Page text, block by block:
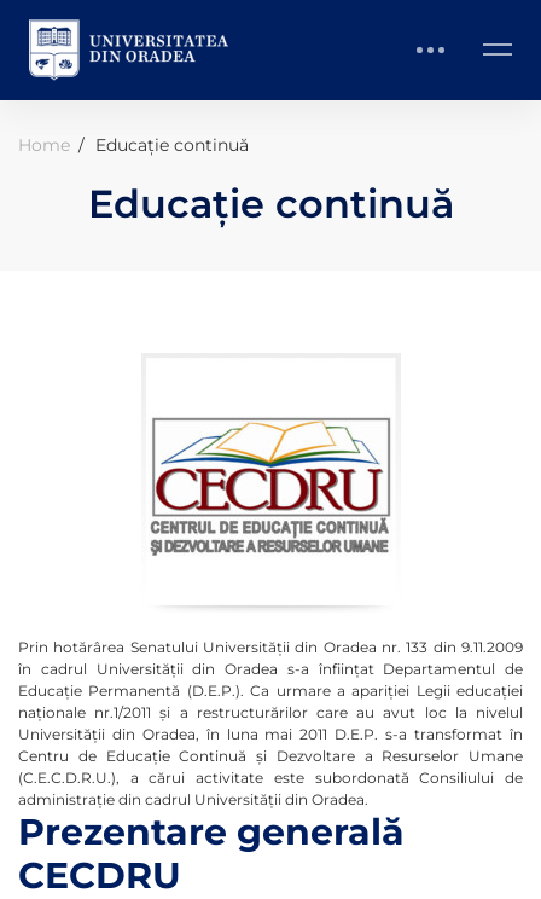
Home Educație continuă
Educație continuă
Prin hotărârea Senatului Universităţii din Oradea nr. 133 din 9.11.2009
în cadrul Universităţii din Oradea s-a înfiinţat Departamentul de
Educaţie Permanentă (D.E.P.). Ca urmare a apariţiei Legii educaţiei
naţionale nr.1/2011 şi a restructurărilor care au avut loc la nivelul
Universităţii din Oradea, în luna mai 2011 D.E.P. s-a transformat în
Centru de Educaţie Continuă şi Dezvoltare a Resurselor Umane
(C.E.C.D.R.U.), a cărui activitate este subordonată Consiliului de
administraţie din cadrul Universităţii din Oradea.
Prezentare generală
CECDRU